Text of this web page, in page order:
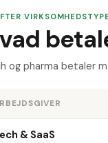
og pharma betaler
& SaaS